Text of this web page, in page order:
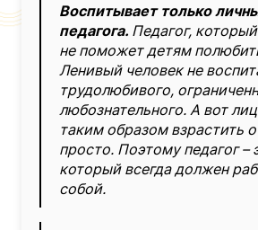
Воспитывает только
педагога. Педагог,
не поможет детям
Ленивый человек не
трудолюбивого,
любознательного. А вот
таким образом взрастить
просто. Поэтому педагог –
который всегда должен
собой.